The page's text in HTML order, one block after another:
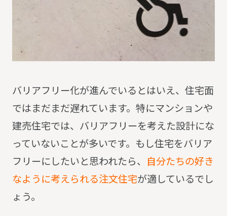
バリアフリー化が進んでいるとはいえ、住宅面
ではまだまだ遅れています。 特にマンションや
建売住宅では、バリアフリーを考えた設計にな
っていないことが多いです。 もし住宅をバリア
フリーにしたいと思われたら、 自分たちの好き
なように考えられる注文住宅が適しているでし
ょう。